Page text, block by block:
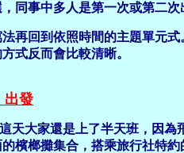
同事中多人是第一次或第二
再回到依照時間的主題單元
式反而會比較清晰。
出發
天大家還是上了半天班，因
檳榔攤集合，搭乘旅行社特